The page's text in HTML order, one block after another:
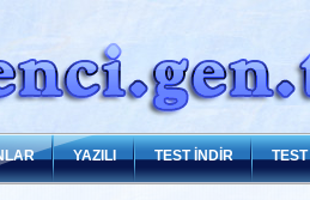
YAZILI TEST İNDİR